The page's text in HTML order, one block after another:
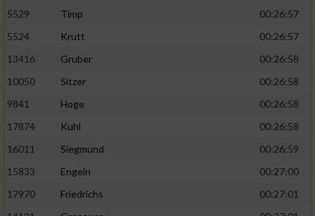
5529
Timp
00:26:57
5524
Krutt
00:26:57
13416
Gruber
00:26:58
10050
Sitzer
00:26:58
9841
Hoge
00:26:58
17874
Kuhl
00:26:58
16011
Siegmund
00:26:59
15833
Engeln
00:27:00
17970
Friedrichs
00:27:01